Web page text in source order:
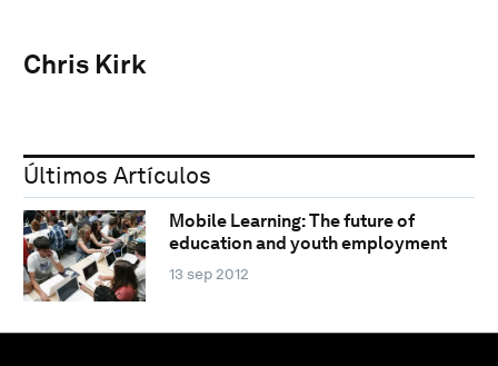
Chris Kirk
Últimos Artículos
Mobile Learning: The future of
education and youth employment
13 sep 2012